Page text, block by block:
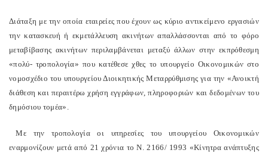
Διάταξη με την οποία εταιρείες που έχουν ως κύριο αντικείμενο εργασιών
την κατασκευή ή εκμετάλλευση ακινήτων απαλλάσσονται από το φόρο
μεταβίβασης ακινήτων περιλαμβάνεται μεταξύ άλλων στην εκπρόθεσμη
«πολύ- τροπολογία» που κατέθεσε χθες το υπουργείο Οικονομικών στο
νομοσχέδιο του υπουργείου Διοικητικής Μεταρρύθμισης για την «Ανοικτή
διάθεση και περαιτέρω χρήση εγγράφων, πληροφοριών και δεδομένων του
δημόσιου τομέα».
Με την τροπολογία οι υπηρεσίες του υπουργείου Οικονομικών
εναρμονίζουν μετά από 21 χρόνια το Ν. 2166/ 1993 «Κίνητρα ανάπτυξης